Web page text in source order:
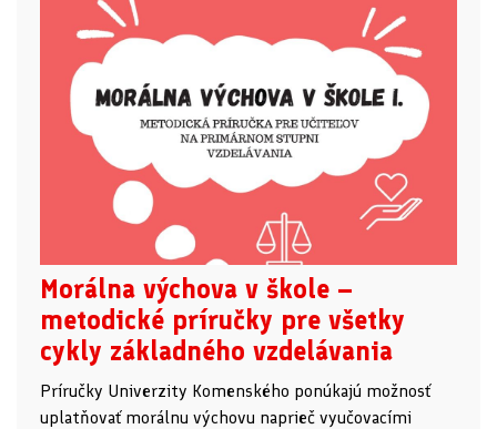
Morálna výchova v škole –
metodické príručky pre všetky
cykly základného vzdelávania
Príručky Univerzity Komenského ponúkajú možnosť
uplatňovať morálnu výchovu naprieč vyučovacími